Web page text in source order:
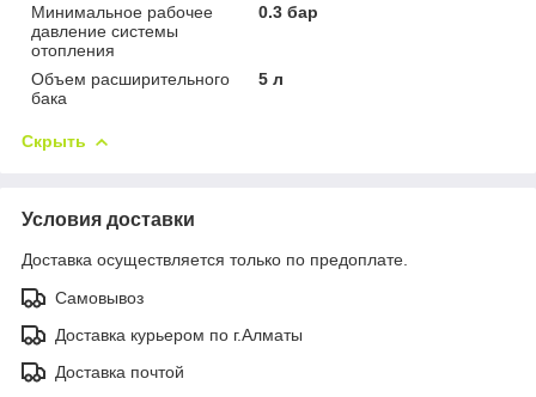
Минимальное рабочее
давление системы
отопления
0.3 бар
Объем расширительного
бака
5 л
Скрыть
Условия доставки
Доставка осуществляется только по предоплате.
Самовывоз
Доставка курьером по г.Алматы
Доставка почтой